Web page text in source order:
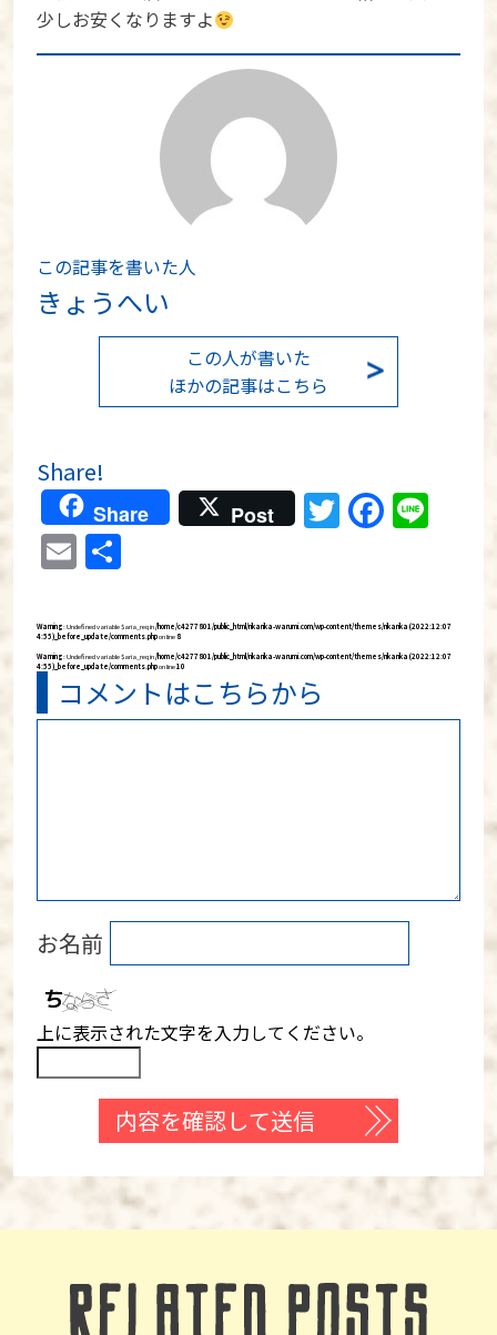
少しお安くなりますよ
この記事を書いた人
きょうへい
この人が書いた
ほかの記事はこちら
Share!
Share Post Twitter
Email
Warning: Undefined variable $aria_req in/home/c4277801/public_html/rikarika-warumi.com/wp-content/themes/rikarika (2022:12:07
4:55)_before_update/comments.phpon line 8
Warning: Undefined variable $aria_req in/home/c4277801/public_html/rikarika-warumi.com/wp-content/themes/rikarika (2022:12:07
4:55)_before_update/comments.phpon line10
コメントはこちらから
お名前
上に表示された文字を入力してください。